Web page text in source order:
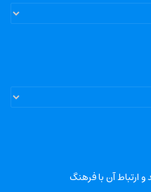
ارتباط آن با فرهنگ